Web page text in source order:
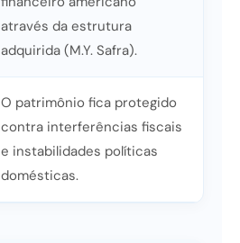
através da estrutura
adquirida (M.Y. Safra).
O patrimônio fica protegido
contra interferências fiscais
e instabilidades políticas
domésticas.